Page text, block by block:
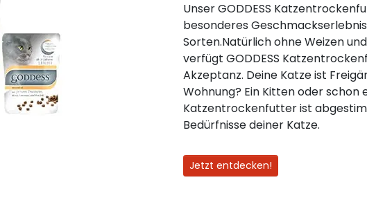
Unser GODDESS
besonderes
Sorten.Natürlich ohne Weizen
verfügt GODDESS
Akzeptanz. Deine Katze ist
Wohnung? Ein Kitten oder schon
Katzentrockenfutter ist
Bedürfnisse deiner Katze.
Jetzt entdecken!